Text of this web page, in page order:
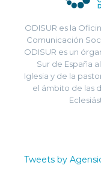
ODISUR es la
Comunicación
ODISUR es un
Sur de España
Iglesia y de la
el ámbito de las
Tweets by